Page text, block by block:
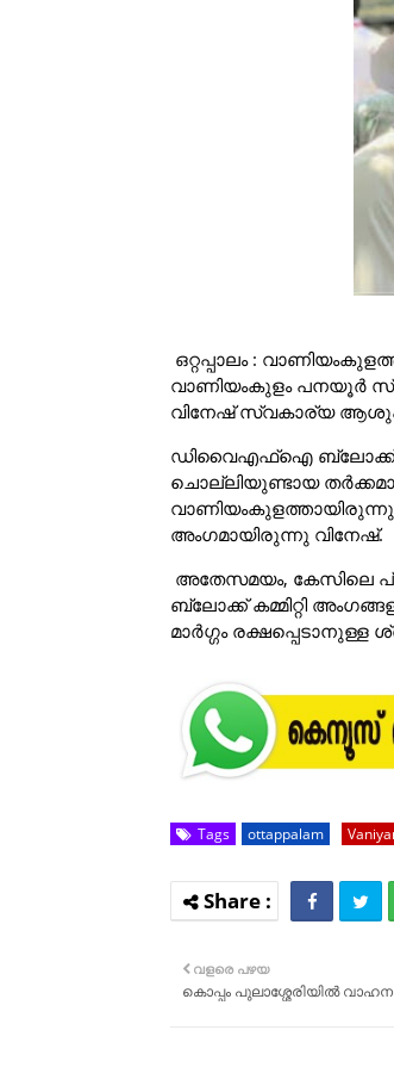
ഒറ്റപ്പാലം :
വാണിയംകുളം പനയൂർ
വിനേഷ് സ്വകാര്യ
ഡിവൈഎഫ്ഐ ബ്ലോക്ക്
ചൊല്ലിയുണ്ടായ
അംഗമായിരുന്നു വിനേഷ്.
അതേസമയം, കേസിലെ
ബ്ലോക്ക് കമ്മിറ്റി
മാർഗ്ഗം രക്ഷപ്പെടാനുള്ള
Tags ottappalam
വളരെ പഴയ
കൊപ്പം പുലാശ്ശേരിയിൽ